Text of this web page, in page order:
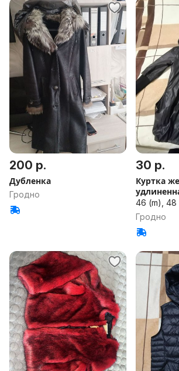
200 р.
Дубленка
Гродно
30 р.
Куртка
46 (m), 48
Гродно